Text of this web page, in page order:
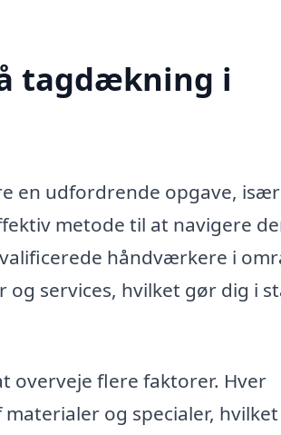
tagdækning i
en udfordrende opgave,
metode til at navigere
håndværkere i
services, hvilket gør dig i
overveje flere faktorer. Hver
og specialer,